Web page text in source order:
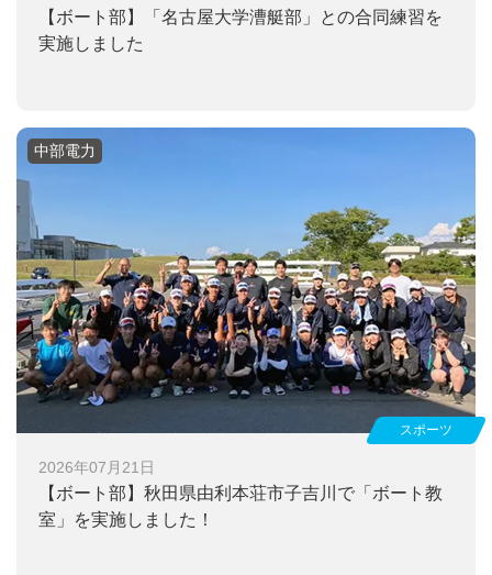
【ボート部】
「名古屋大学漕艇部」との合同練習を
実施しました
2026年07月21日
【ボート部】 秋田県由利本荘市子吉川で「ボート教
室」を実施しました！
スポーツ
中部電力